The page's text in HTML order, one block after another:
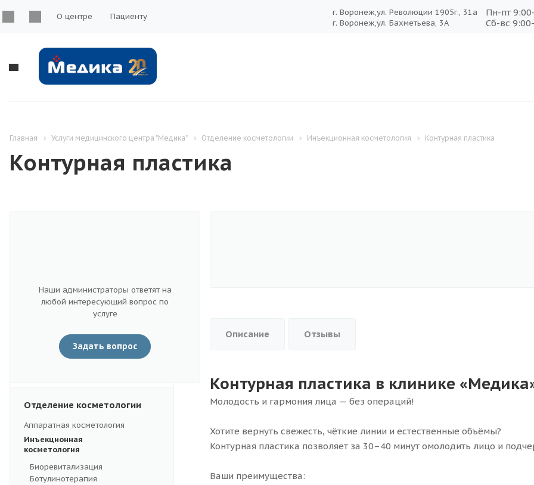
О центре Пациенту
г. Воронеж,ул. Революции 1905г., 31а
г. Воронеж,ул. Бахметьева, 3А
Пн-пт
Сб-вс
Главная Услуги медицинского центра "Медика" Отделение косметологии Инъекционная косметология Контурная пластика
Контурная пластика
Диагностика и анализы
Хирургическое отделение
Отделение косметологии
Аппаратная косметология
Инъекционная
косметология
Биоревитализация
Ботулинотерапия
Наши администраторы ответят на
любой интересующий вопрос по
услуге
Задать вопрос
Описание Отзывы
Контурная пластика в клинике
Молодость и гармония лица — без операций!
Хотите вернуть свежесть, чёткие линии и естественные объёмы?
Контурная пластика позволяет за 30–40 минут омолодить лицо и
Ваши преимущества: